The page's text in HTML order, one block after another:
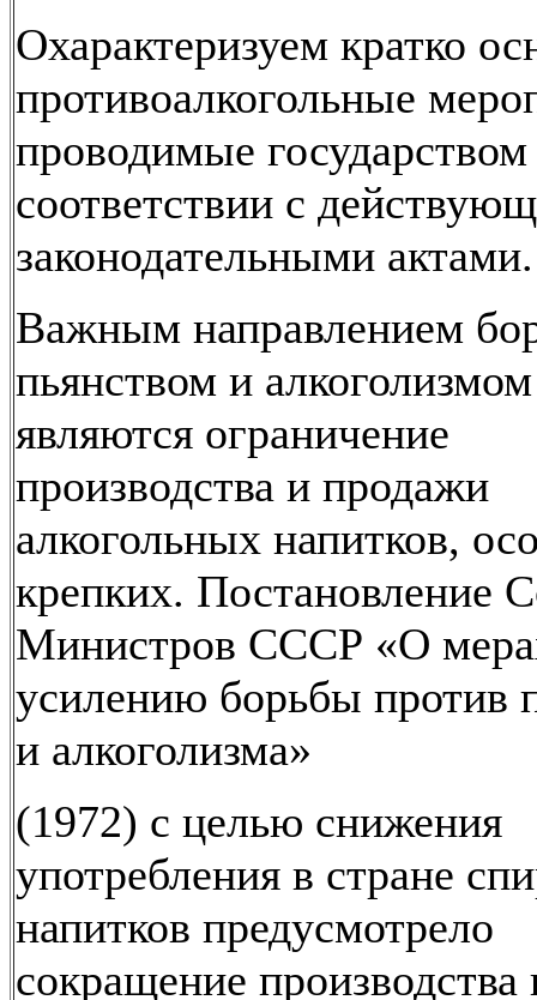
Охарактеризуем кратко
противоалкогольные
проводимые государством
соответствии с
законодательными актами.
Важным направлением
пьянством и алкоголизмом
являются ограничение
производства и продажи
алкогольных напитков,
крепких. Постановление
Министров СССР «О
усилению борьбы против
и алкоголизма»
(1972) с целью снижения
употребления в стране
напитков предусмотрело
сокращение производства